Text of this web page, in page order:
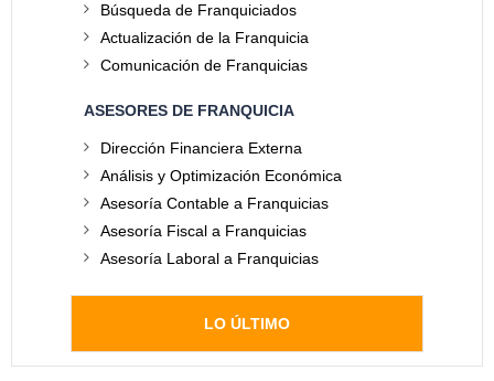
Búsqueda de Franquiciados
Actualización de la Franquicia
Comunicación de Franquicias
ASESORES DE FRANQUICIA
Dirección Financiera Externa
Análisis y Optimización Económica
Asesoría Contable a Franquicias
Asesoría Fiscal a Franquicias
Asesoría Laboral a Franquicias
LO ÚLTIMO